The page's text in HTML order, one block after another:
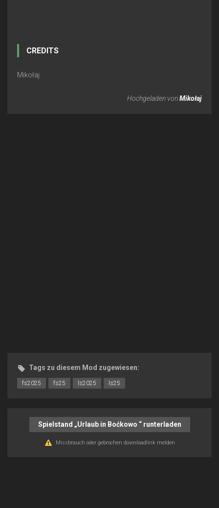
CREDITS
Mikołaj
Hochgeladen vonMikołaj
Tags zu diesem Mod zugewiesen:
fs2025 fs25 ls2025 ls25
Spielstand „Urlaub in Boćkowo “ runterladen
Missbrauch oder gebrochen downloadlink melden